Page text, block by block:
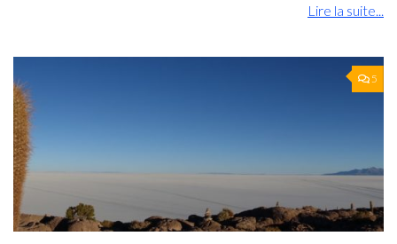
Lire la suite...
5